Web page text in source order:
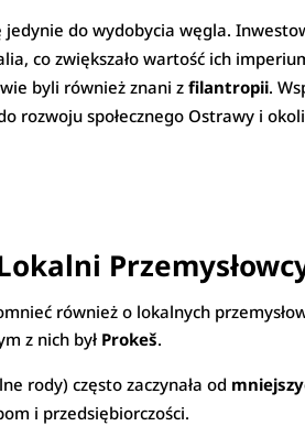
do wydobycia węgla.
co zwiększało wartość ich
byli również znani zfilantropii.
społecznego Ostrawy i
również o lokalnych
z nich był Prokeš.
rody) często zaczynała od
i przedsiębiorczości.